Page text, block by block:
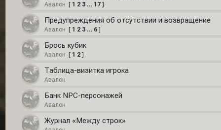
Авалон [ 1 2 3 … 17 ]
Предупреждения об отсутствии и возвращение
Авалон [ 1 2 3 … 6 ]
Брось кубик
Авалон [ 1 2 ]
Таблица-визитка игрока
Авалон
Банк NPC-персонажей
Авалон
Журнал «Между строк»